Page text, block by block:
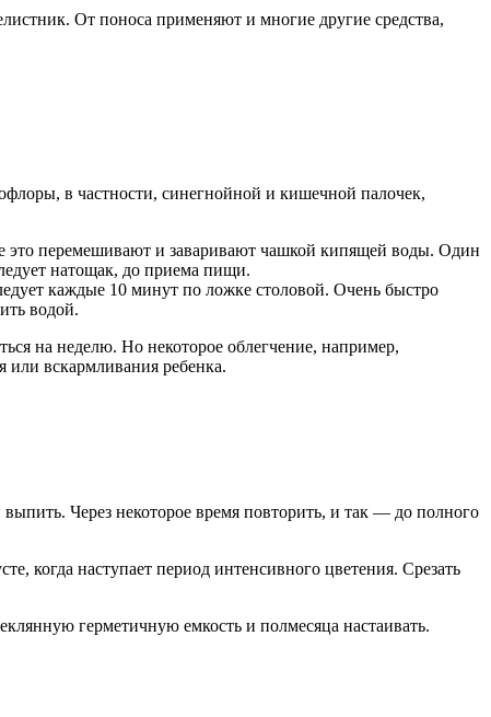
От поноса применяют и многие другие средства,
в частности, синегнойной и кишечной палочек,
это перемешивают и заваривают чашкой кипящей воды. Один
натощак, до приема пищи.
каждые 10 минут по ложке столовой. Очень быстро
водой.
на неделю. Но некоторое облегчение, например,
вскармливания ребенка.
Через некоторое время повторить, и так — до полного
когда наступает период интенсивного цветения. Срезать
герметичную емкость и полмесяца настаивать.